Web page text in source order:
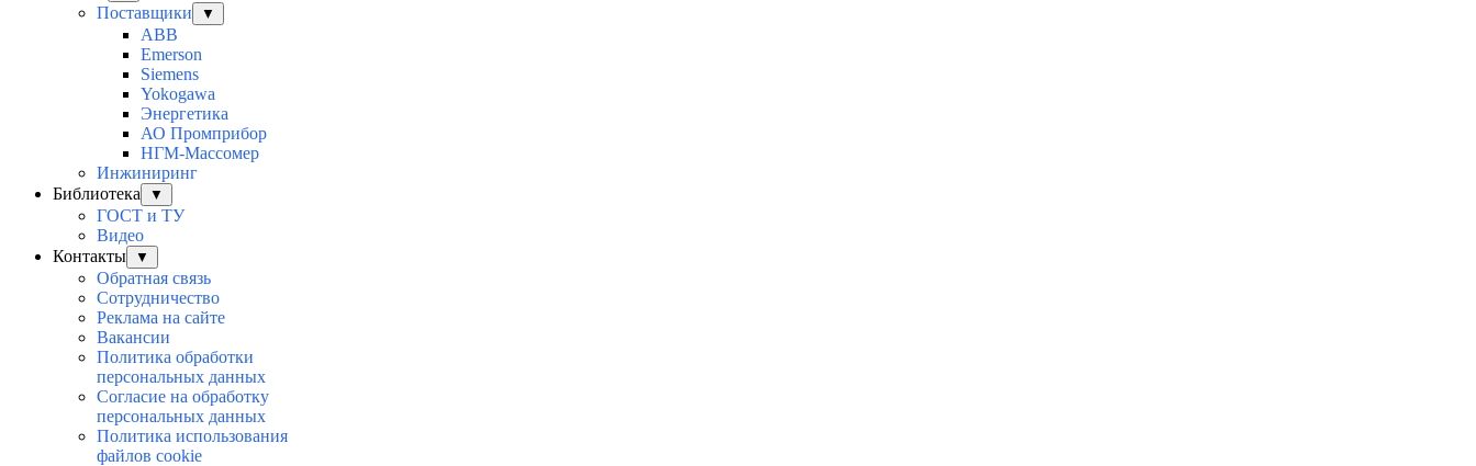
Поставщики ▼
ABB
Emerson
Siemens
Yokogawa
Энергетика
АО Промприбор
НГМ-Массомер
Инжиниринг
Библиотека
▼
ГОСТ и ТУ
Видео
Контакты
▼
Обратная связь
Сотрудничество
Реклама на сайте
Вакансии
Политика обработки
персональных данных
Согласие на обработку
персональных данных
Политика использования
файлов cookie